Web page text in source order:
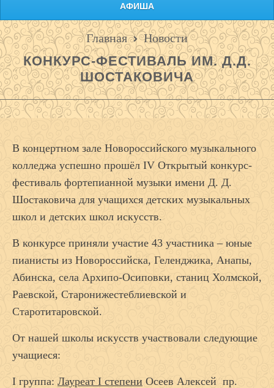
АФИША
Главная Новости
КОНКУРС-ФЕСТИВАЛЬ ИМ. Д.Д.
ШОСТАКОВИЧА
В концертном зале Новороссийского музыкального
колледжа успешно прошёл IV Открытый конкурс-
фестиваль фортепианной музыки имени Д. Д.
Шостаковича для учащихся детских музыкальных
школ и детских школ искусств.
В конкурсе приняли участие 43 участника – юные
пианисты из Новороссийска, Геленджика, Анапы,
Абинска, села Архипо-Осиповки, станиц Холмской,
Раевской, Старонижестеблиевской и
Старотитаровской.
От нашей школы искусств участвовали следующие
учащиеся:
I группа: Лауреат I степени Осеев Алексей пр.